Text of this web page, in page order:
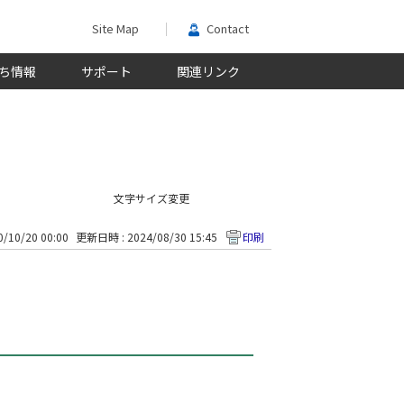
Site Map Contact
情報 サポート 関連リンク
文字サイズ変更
10/20 00:00 更新日時 : 2024/08/30 15:45 印刷